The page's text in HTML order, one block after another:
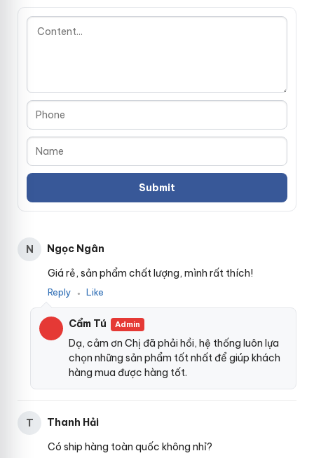
N
Ngọc Ngân
Giá rẻ, sản phẩm chất lượng, mình rất thích!
Reply ● Like
Cẩm Tú Admin
Dạ, cảm ơn Chị đã phải hồi, hệ thống luôn lựa
chọn những sản phẩm tốt nhất để giúp khách
hàng mua được hàng tốt.
T
Thanh Hải
Có ship hàng toàn quốc không nhỉ?